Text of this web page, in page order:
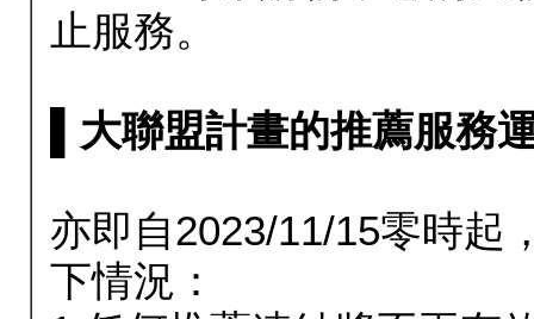
止服務。
▌大聯盟計畫的推薦服務
亦即自2023/11/15零時起
下情況：